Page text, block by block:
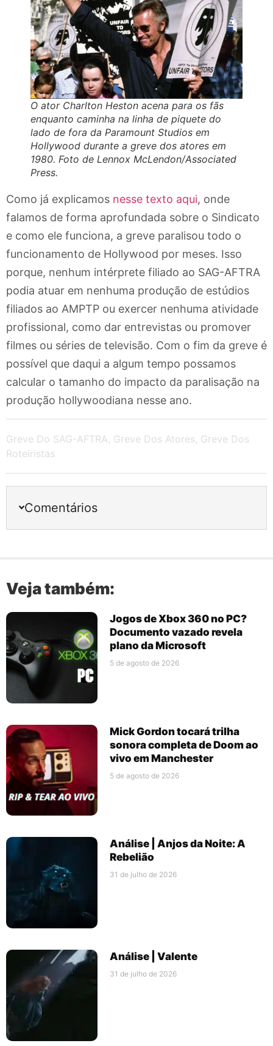
O ator Charlton Heston acena para os fãs
enquanto caminha na linha de piquete do
lado de fora da Paramount Studios em
Hollywood durante a greve dos atores em
1980. Foto de Lennox McLendon/Associated
Press.
Como já explicamos nesse texto aqui, onde
falamos de forma aprofundada sobre o Sindicato
e como ele funciona, a greve paralisou todo o
funcionamento de Hollywood por meses. Isso
porque, nenhum intérprete filiado ao SAG-AFTRA
podia atuar em nenhuma produção de estúdios
filiados ao AMPTP ou exercer nenhuma atividade
profissional, como dar entrevistas ou promover
filmes ou séries de televisão. Com o fim da greve é
possível que daqui a algum tempo possamos
calcular o tamanho do impacto da paralisação na
produção hollywoodiana nesse ano.
Greve Do SAG-AFTRA Greve Dos Atores Greve Dos
Roteiristas
Comentários
Veja também:
Jogos de Xbox 360 no PC?
Documento vazado revela
plano da Microsoft
5 de agosto de 2026
Mick Gordon tocará trilha
sonora completa de Doom ao
vivo em Manchester
5 de agosto de 2026
Análise | Anjos da Noite: A
Rebelião
31 de julho de 2026
Análise | Valente
31 de julho de 2026